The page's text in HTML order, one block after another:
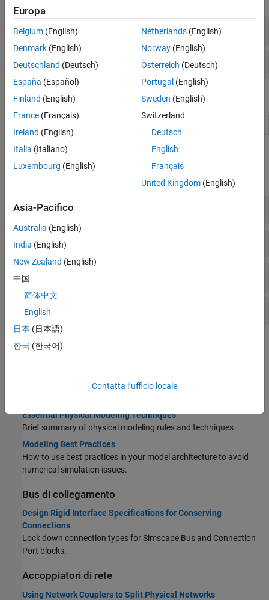
Modelli di liquidi termici
Modelli a gas
Modelli ad aria umida
Modelli termici
Manipolazione del segnale fisico
Utilità
Blocchi di utilità
Accoppiatori di rete
Blocchi
Funzioni
Funzioni di creazione del modello
Oggetti del bus di collegamento
Funzioni di monitoraggio
Argomenti
Creazione di un nuovo modello Simscape
Essential Physical Modeling Techniques
Brief summary of physical modeling rules and techniques.
Modeling Best Practices
How to use best practices in your model architecture to avoid
numerical simulation issues.
Bus di collegamento
Design Rigid Interface Specifications for Conserving
Connections
Lock down connection types forSimscape Bus and Connection
Port blocks.
Accoppiatori di rete
Using Network Couplers to Split Physical Networks
Europa
Belgium (English)
Denmark (English)
Deutschland (Deutsch)
España (Español)
Finland (English)
France (Français)
Ireland (English)
Italia (Italiano)
Luxembourg (English)
Netherlands(English)
Norway(English)
Österreich (Deutsch)
Portugal (English)
Sweden (English)
Switzerland
Deutsch
English
Français
United Kingdom(English)
Asia-Pacifico
Australia (English)
India (English)
New Zealand (English)
中国
简体中文
English
日本 (日本語)
한국 (한국어)
Contatta l’ufficio locale